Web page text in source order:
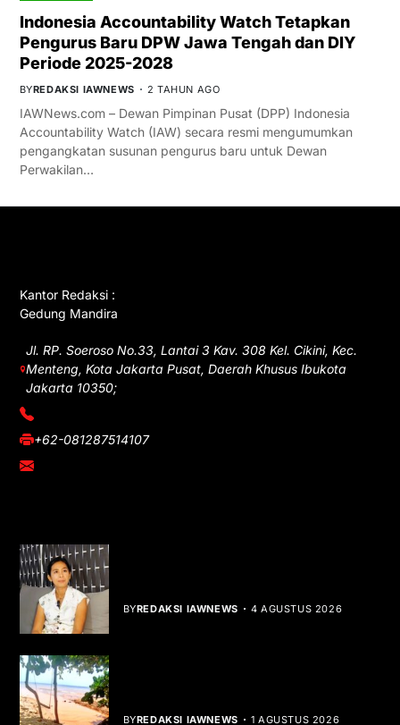
Indonesia Accountability Watch Tetapkan
Pengurus Baru DPW Jawa Tengah dan DIY
Periode 2025-2028
BYREDAKSI IAWNEWS 2 TAHUN AGO
IAWNews.com – Dewan Pimpinan Pusat (DPP) Indonesia
Accountability Watch (IAW) secara resmi mengumumkan
pengangkatan susunan pengurus baru untuk Dewan
Perwakilan…
Kantor Redaksi :
Gedung Mandira
Jl. RP. Soeroso No.33, Lantai 3 Kav. 308 Kel. Cikini, Kec.
Menteng, Kota Jakarta Pusat, Daerah Khusus Ibukota
Jakarta 10350;
(021) 3908026
+62-081287514107
adm@iawnews.com
BYREDAKSI IAWNEWS 4 AGUSTUS 2026
BYREDAKSI IAWNEWS 1 AGUSTUS 2026